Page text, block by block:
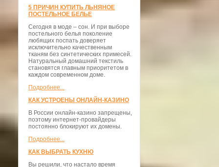
5 ПРИЧИН КУПИТЬ ЛЬНЯНОЕ
ПОСТЕЛЬНОЕ БЕЛЬЕ
Сегодня в моде – сон. И при выборе
постельного белья поколение
любящих поспать доверяет
исключительно качественным
тканям без синтетических примесей.
Натуральный домашний текстиль
становятся главным приоритетом в
каждом современном доме.
Подробнее...
КАК УСТРОЕНЫ ОНЛАЙН-КАЗИНО
В России онлайн-казино запрещены,
поэтому интернет-провайдеры
постоянно блокируют их домены.
Подробнее...
КАК ВЫБРАТЬ КУХНЮ
Вы решили, что настало время